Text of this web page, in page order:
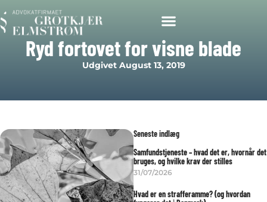
Ryd fortovet for visne blade
Udgivet August 13, 2019
Seneste indlæg
Samfundstjeneste – hvad det er, hvornår det
bruges, og hvilke krav der stilles
31/07/2026
Hvad er en strafferamme? (og hvordan